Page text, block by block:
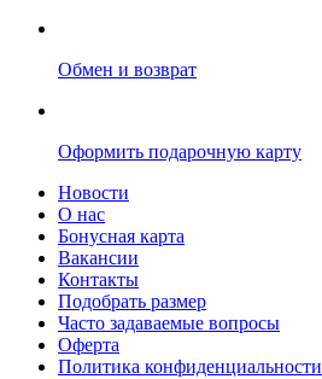
Обмен и возврат
Оформить подарочную карту
Новости
О нас
Бонусная карта
Вакансии
Контакты
Подобрать размер
Часто задаваемые вопросы
Оферта
Политика конфиденциальности